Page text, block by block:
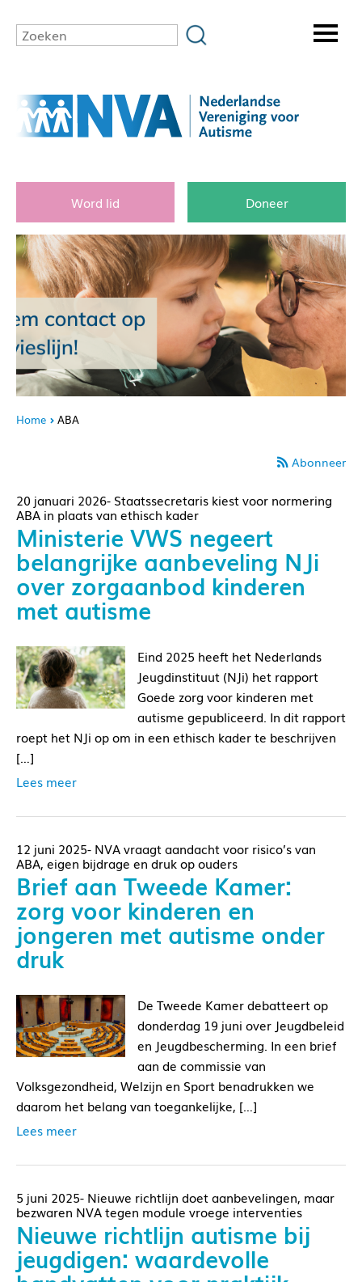
Word lid Doneer
Home ABA
Abonneer
20 januari 2026- Staatssecretaris kiest voor normering
ABA in plaats van ethisch kader
Ministerie VWS negeert
belangrijke aanbeveling NJi
over zorgaanbod kinderen
met autisme
Eind 2025 heeft het Nederlands
Jeugdinstituut (NJi) het rapport
Goede zorg voor kinderen met
autisme gepubliceerd. In dit rapport
roept het NJi op om in een ethisch kader te beschrijven
[…]
Lees meer
12 juni 2025- NVA vraagt aandacht voor risico’s van
ABA, eigen bijdrage en druk op ouders
Brief aan Tweede Kamer:
zorg voor kinderen en
jongeren met autisme onder
druk
De Tweede Kamer debatteert op
donderdag 19 juni over Jeugdbeleid
en Jeugdbescherming. In een brief
aan de commissie van
Volksgezondheid, Welzijn en Sport benadrukken we
daarom het belang van toegankelijke, […]
Lees meer
5 juni 2025- Nieuwe richtlijn doet aanbevelingen, maar
bezwaren NVA tegen module vroege interventies
Nieuwe richtlijn autisme bij
jeugdigen: waardevolle